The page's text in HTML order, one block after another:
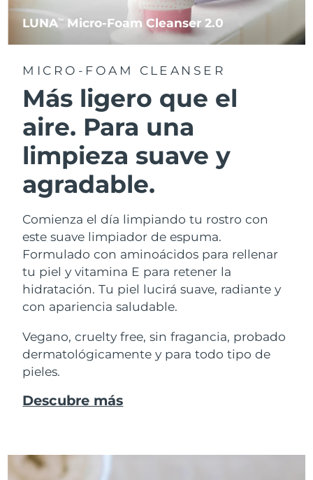
LUNATM Micro-Foam Cleanser 2.0
MICRO-FOAM CLEANSER
Más ligero que el
aire. Para una
limpieza suave y
agradable.
Comienza el día limpiando tu rostro con
este suave limpiador de espuma.
Formulado con aminoácidos para rellenar
tu piel y vitamina E para retener la
hidratación. Tu piel lucirá suave, radiante y
con apariencia saludable.
Vegano, cruelty free, sin fragancia, probado
dermatológicamente y para todo tipo de
pieles.
Descubre más